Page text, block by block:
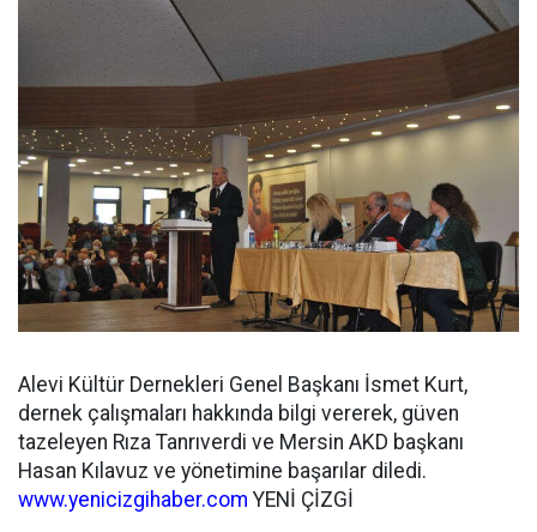
Alevi Kültür Dernekleri Genel Başkanı İsmet Kurt,
dernek çalışmaları hakkında bilgi vererek, güven
tazeleyen Rıza Tanrıverdi ve Mersin AKD başkanı
Hasan Kılavuz ve yönetimine başarılar diledi.
www.yenicizgihaber.com YENİ ÇİZGİ